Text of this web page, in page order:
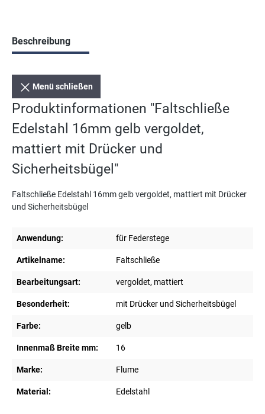
Beschreibung
Menü schließen
Produktinformationen "Faltschließe
Edelstahl 16mm gelb vergoldet,
mattiert mit Drücker und
Sicherheitsbügel"
Faltschließe Edelstahl 16mm gelb vergoldet, mattiert mit Drücker
und Sicherheitsbügel
Anwendung: für Federstege
Artikelname: Faltschließe
Bearbeitungsart: vergoldet, mattiert
Besonderheit: mit Drücker und Sicherheitsbügel
Farbe: gelb
Innenmaß Breite mm: 16
Marke: Flume
Material: Edelstahl